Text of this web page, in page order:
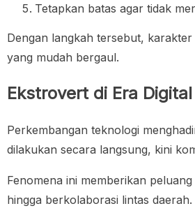
Tetapkan batas agar tidak
Dengan langkah tersebut,
yang mudah bergaul.
Ekstrovert di Era Digital
Perkembangan teknologi
dilakukan secara langsung, kini
Fenomena ini memberikan
hingga berkolaborasi lintas daerah.